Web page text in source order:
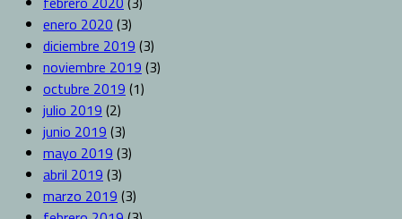
enero 2020 (3)
diciembre 2019 (3)
noviembre 2019 (3)
octubre 2019 (1)
julio 2019 (2)
junio 2019 (3)
mayo 2019 (3)
abril 2019 (3)
marzo 2019 (3)